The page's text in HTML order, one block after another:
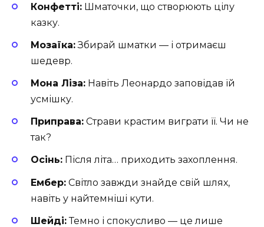
Конфетті: Шматочки, що створюють цілу
казку.
Мозаїка:Збирай шматки — і отримаєш
шедевр.
Мона Ліза: Навіть Леонардо заповідав їй
усмішку.
Приправа: Страви крастим виграти її. Чи не
так?
Осінь: Після літа… приходить захоплення.
Ембер: Світло завжди знайде свій шлях,
навіть у найтемніші кути.
Шейді:Темно і спокусливо — це лише